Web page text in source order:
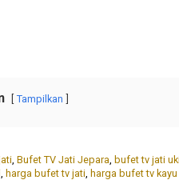
Tampilkan
Bufet TV Jati Jepara bufet tv jati
harga bufet tv jati harga bufet tv